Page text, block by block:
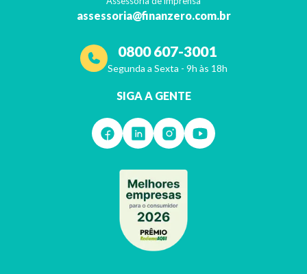
assessoria@finanzero.com.br
0800 607-3001
Segunda a Sexta - 9h às 18h
SIGA A GENTE